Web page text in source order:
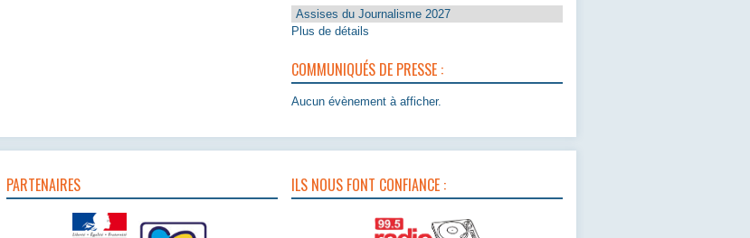
Assises du Journalisme 2027
Plus de détails
COMMUNIQUÉS DE PRESSE :
Aucun évènement à afficher.
PARTENAIRES ILS NOUS FONT CONFIANCE :